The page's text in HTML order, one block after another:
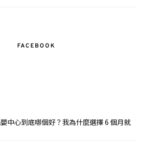
FACEBOOK
中心到底哪個好？我為什麼選擇 6 個月就